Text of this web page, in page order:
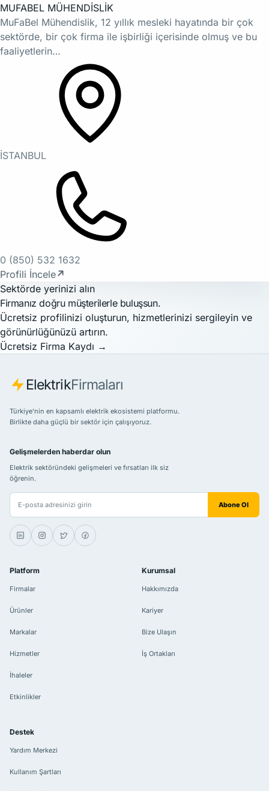
MUFABEL MÜHENDİSLİK
MuFaBel Mühendislik, 12 yıllık mesleki hayatında bir çok
sektörde, bir çok firma ile işbirliği içerisinde olmuş ve bu
faaliyetlerin…
İSTANBUL
0 (850) 532 1632
Profili İncele↗
Sektörde yerinizi alın
Firmanız doğru müşterilerle buluşsun.
Ücretsiz profilinizi oluşturun, hizmetlerinizi sergileyin ve
görünürlüğünüzü artırın.
Ücretsiz Firma Kaydı →
ElektrikFirmaları
Türkiye’nin en kapsamlı elektrik ekosistemi platformu.
Birlikte daha güçlü bir sektör için çalışıyoruz.
Gelişmelerden haberdar olun
Elektrik sektöründeki gelişmeleri ve fırsatları ilk siz
öğrenin.
E-posta adresiniz Abone Ol
Platform
Firmalar
Ürünler
Markalar
Hizmetler
İhaleler
Etkinlikler
Kurumsal
Hakkımızda
Kariyer
Bize Ulaşın
İş Ortakları
Destek
Yardım Merkezi
Kullanım Şartları